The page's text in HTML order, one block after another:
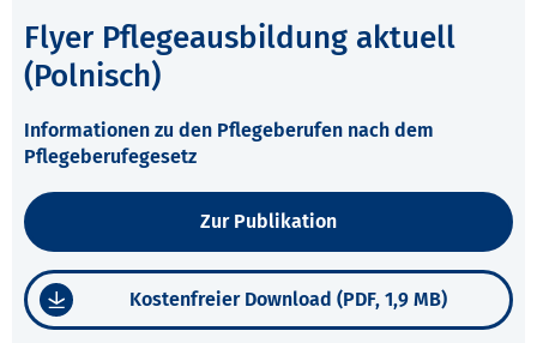
Flyer Pflegeausbildung aktuell
(Polnisch)
Informationen zu den Pflegeberufen nach dem
Pflegeberufegesetz
Zur Publikation
Kostenfreier Download (PDF, 1,9 MB)